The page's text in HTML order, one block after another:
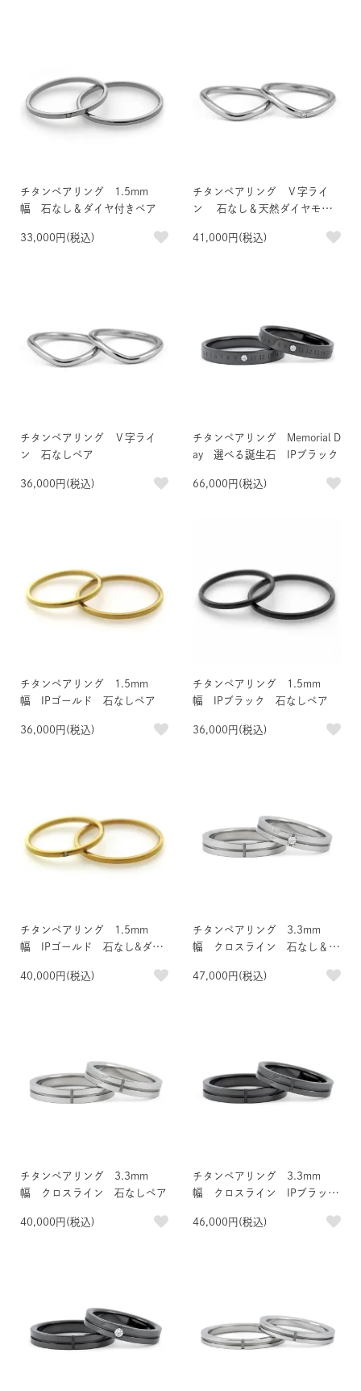
チタンペアリング 1.5mm
幅 石なし＆ダイヤ付きペア
33,000円(税込)
チタンペアリング Ｖ字ライ
ン 石なし＆天然ダイヤモン
41,000円(税込)
チタンペアリング Ｖ字ライ
ン 石なしペア
36,000円(税込)
チタンペアリング Memorial D
ay 選べる誕生石 IPブラック
66,000円(税込)
チタンペアリング 1.5mm
幅 IPゴールド 石なしペア
36,000円(税込)
チタンペアリング 1.5mm
幅 IPブラック 石なしペア
36,000円(税込)
チタンペアリング 1.5mm
幅 IPゴールド 石なし&ダイ
40,000円(税込)
チタンペアリング 3.3mm
幅 クロスライン 石なし＆0.
47,000円(税込)
チタンペアリング 3.3mm
幅 クロスライン 石なしペア
40,000円(税込)
チタンペアリング 3.3mm
幅 クロスライン IPブラッ
46,000円(税込)